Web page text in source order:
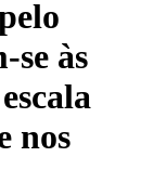
se às
nos